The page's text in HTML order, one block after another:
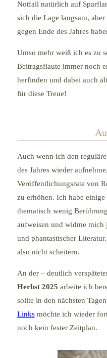
Notfall natürlich auf
sich die Lage langsam,
gegen Ende des Jahres
Umso mehr weiß ich es zu
Beitragsflaute immer noch
herfinden und dabei auch
für diese Treue!
Auch wenn ich den
des Jahres wieder
Veröffentlichungsrate von
zu erhöhen. Ich habe
thematisch wenig
aufweisen und widme mich
und phantastischer
also nicht scheitern.
An der – deutlich
Herbst 2025 arbeite ich
sollte in den nächsten
Linksmöchte ich wieder
noch kein fester Zeitplan.